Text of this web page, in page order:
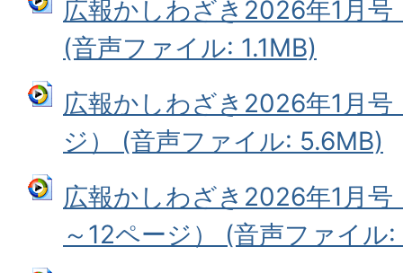
広報かしわざき2026年1月号
(音声ファイル: 1.1MB)
広報かしわざき2026年1月
ジ） (音声ファイル: 5.6MB)
広報かしわざき2026年1月
～12ページ） (音声ファイル